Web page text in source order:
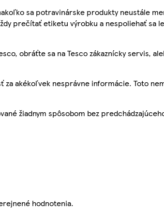
sa potravinárske produkty neustále
prečítať etiketu výrobku a nespoliehať sa
obráťte sa na Tesco zákaznícky servis,
akékoľvek nesprávne informácie. Toto
žiadnym spôsobom bez
hodnotenia.